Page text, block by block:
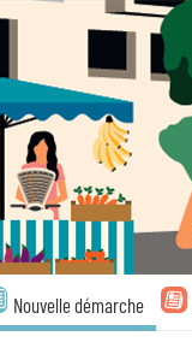
Nouvelle démarche